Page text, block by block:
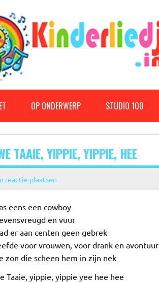
OP ONDERWERP STUDIO 100
TAAIE, YIPPIE, YIPPIE, HEE
reactie plaatsen
eens een cowboy
en vuur
er aan centen geen gebrek
voor vrouwen, voor drank en avontuur
zon die scheen hem in zijn nek
Taaie, yippie, yippie yee hee hee